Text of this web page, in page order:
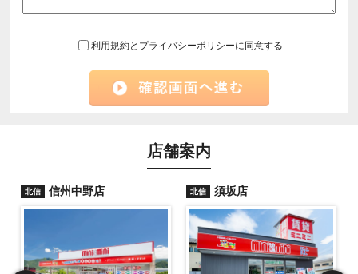
利用規約と プライバシーポリシーに同意する
店舗案内
北信 信州中野店 北信 須坂店